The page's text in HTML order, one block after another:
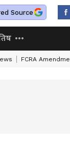
Source
FCRA